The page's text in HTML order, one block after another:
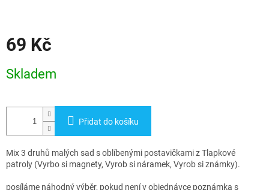
69 Kč
cena:
Skladem
Přidat do košíku
Mix 3 druhů malých sad s oblíbenými postavičkami z Tlapkové
patroly (Vyrbo si magnety, Vyrob si náramek, Vyrob si známky).
posíláme náhodný výběr, pokud není v objednávce poznámka s